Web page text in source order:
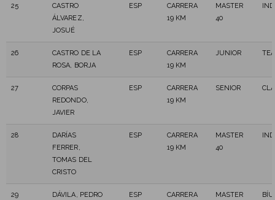
25
CASTRO
ÁLVAREZ,
JOSUÉ
ESP
CARRERA
19 KM
MASTER
40
26
CASTRO DE LA
ROSA, BORJA
ESP
CARRERA
19 KM
JUNIOR
27
CORPAS
REDONDO,
JAVIER
ESP
CARRERA
19 KM
SENIOR
28
DARÍAS
FERRER,
TOMAS DEL
CRISTO
ESP
CARRERA
19 KM
MASTER
40
29 DÁVILA, PEDRO ESP
CARRERA
MASTER